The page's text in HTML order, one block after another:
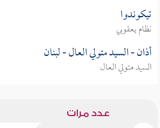
تيكوندوا
نظام يعقوبي
أذان - السيد متولي العال - لبنان
السيد متولي العال
عدد مرات